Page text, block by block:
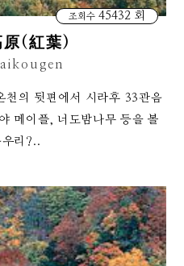
조회수45432 회
原(紅葉)
천의 뒷편에서 시라후 33관음
메이플, 너도밤나무 등을 볼
리?..